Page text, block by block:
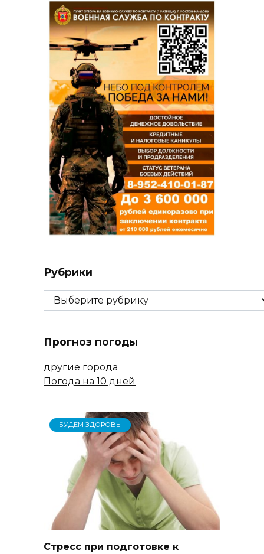
Рубрики
Рубрики
Прогноз погоды
другие города
Погода на 10 дней
БУДЕМ ЗДОРОВЫ
Стресс при подготовке к